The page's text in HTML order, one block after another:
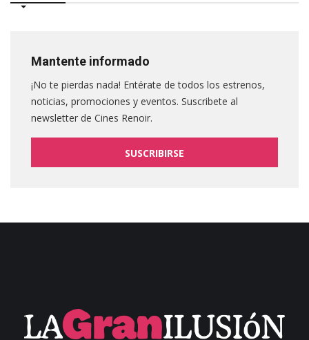
Mantente informado
¡No te pierdas nada! Entérate de todos los estrenos,
noticias, promociones y eventos. Suscribete al
newsletter de Cines Renoir.
SUSCRIBIRSE